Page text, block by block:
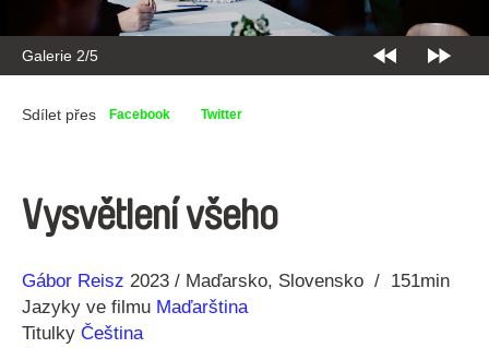
Galerie 2/5
Sdílet přes Facebook Twitter
Vysvětlení všeho
Režie
Gábor Reisz
Rok 2023 Maďarsko Slovensko
151min
Jazyky ve filmu Maďarština
Titulky Čeština